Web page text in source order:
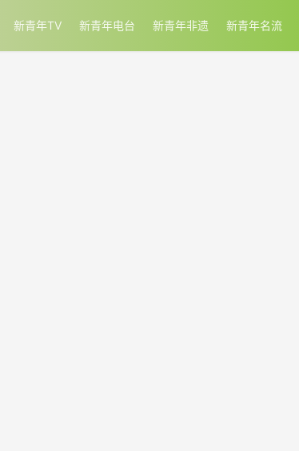
新青年TV 新青年电台 新青年非遗 新青年名流